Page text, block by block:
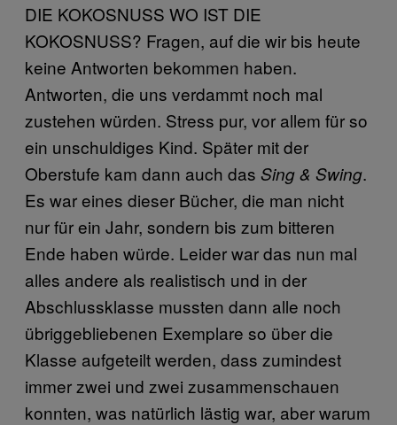
DIE KOKOSNUSS WO IST DIE
KOKOSNUSS? Fragen, auf die wir bis heute
keine Antworten bekommen haben.
Antworten, die uns verdammt noch mal
zustehen würden. Stress pur, vor allem für so
ein unschuldiges Kind. Später mit der
Oberstufe kam dann auch das Sing & Swing.
Es war eines dieser Bücher, die man nicht
nur für ein Jahr, sondern bis zum bitteren
Ende haben würde. Leider war das nun mal
alles andere als realistisch und in der
Abschlussklasse mussten dann alle noch
übriggebliebenen Exemplare so über die
Klasse aufgeteilt werden, dass zumindest
immer zwei und zwei zusammenschauen
konnten, was natürlich lästig war, aber warum